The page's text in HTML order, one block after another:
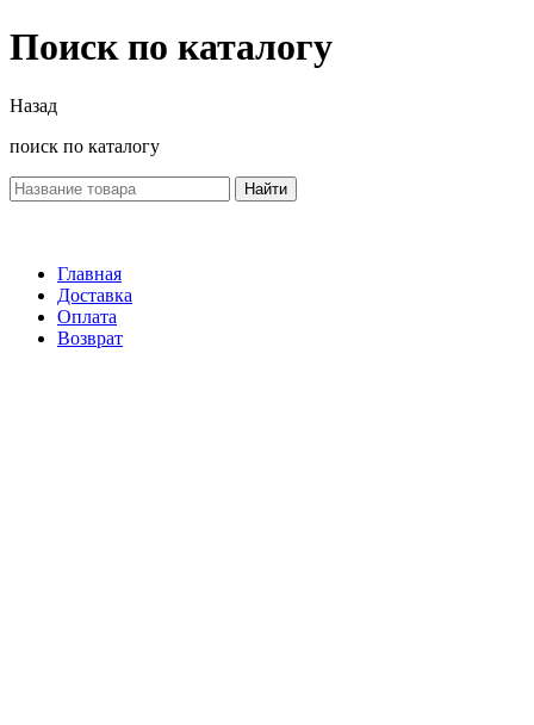
Поиск по каталогу
Назад
поиск по каталогу
Найти
Главная
Доставка
Оплата
Возврат